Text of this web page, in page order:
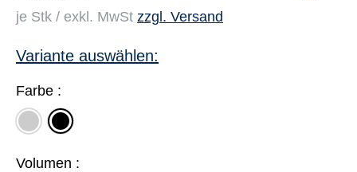
je Stk / exkl. MwSt zzgl. Versand
Variante auswählen:
Farbe :
silberschwarz
Volumen :